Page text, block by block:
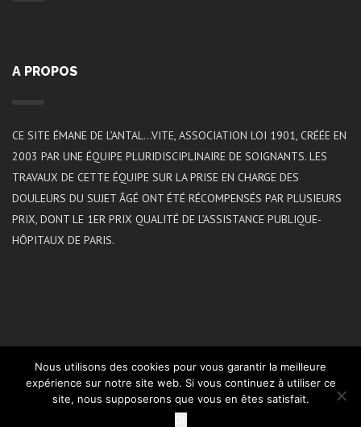
A PROPOS
CE SITE ÉMANE DE L’ANTAL…VITE, ASSOCIATION LOI 1901, CRÉÉE EN
2003 PAR UNE ÉQUIPE PLURIDISCIPLINAIRE DE SOIGNANTS. LES
TRAVAUX DE CETTE ÉQUIPE SUR LA PRISE EN CHARGE DES
DOULEURS DU SUJET ÂGÉ ONT ÉTÉ RÉCOMPENSÉS PAR PLUSIEURS
PRIX, DONT LE 1ER PRIX QUALITÉ DE L’ASSISTANCE PUBLIQUE-
HÔPITAUX DE PARIS.
2021 ©L’ANTAL…VITE | Réalisation Koredge
Nous utilisons des cookies pour vous garantir la meilleure
expérience sur notre site web. Si vous continuez à utiliser ce
site, nous supposerons que vous en êtes satisfait.